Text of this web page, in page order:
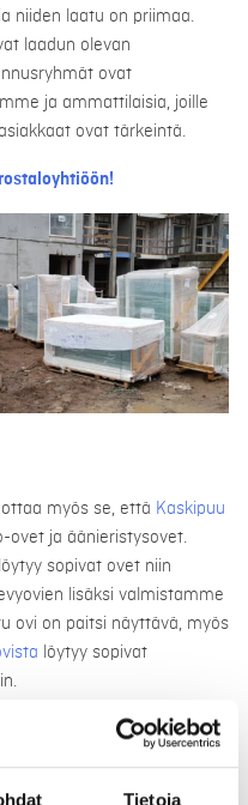
Tietoja
niiden laatu on priimaa.
laadun olevan
ovat
ja ammattilaisia, joille
ovat tärkeintä.
myös se, että Kaskipuu
ovet ja äänieristysovet.
sopivat ovet niin
lisäksi valmistamme
ovi on paitsi näyttävä, myös
löytyy sopivat
opas taloyhtiön